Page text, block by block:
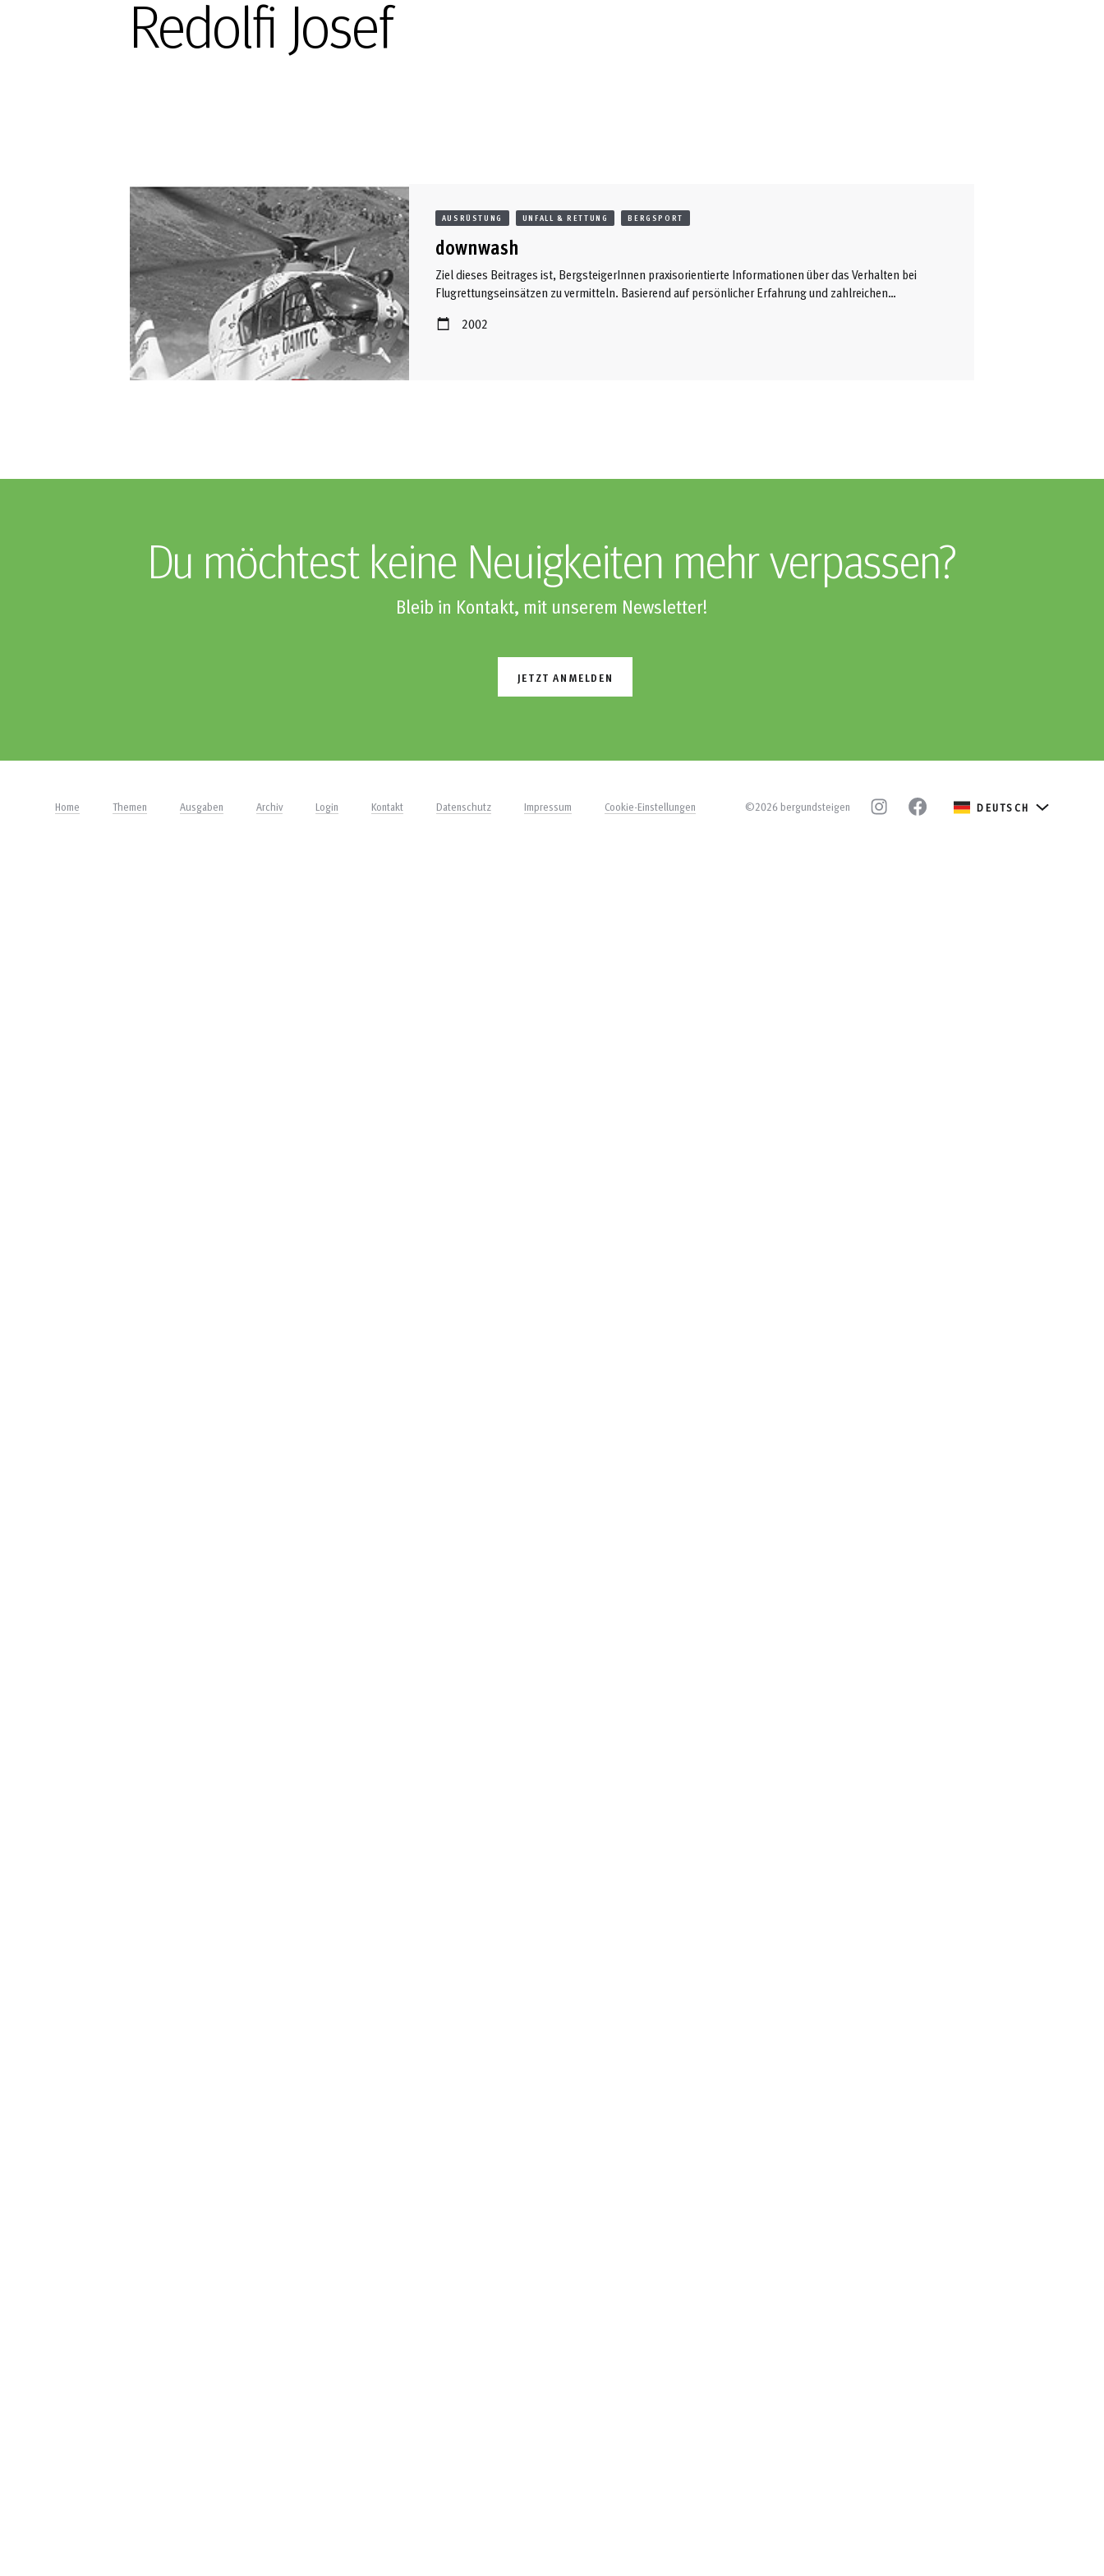
Redolfi Josef
AUSRÜSTUNG UNFALL & RETTUNG BERGSPORT
downwash
Ziel dieses Beitrages ist, BergsteigerInnen praxisorientierte Informationen über das Verhalten bei
Flugrettungseinsätzen zu vermitteln. Basierend auf persönlicher Erfahrung und zahlreichen
werden. Zuallererst erscheint es allerdings wichtig, die prinzipiell möglichen Bergetechniken
2002
Du möchtest keine Neuigkeiten mehr verpassen?
Bleib in Kontakt, mit unserem Newsletter!
JETZT ANMELDEN
Home Themen Ausgaben Archiv Login Kontakt Datenschutz Impressum Cookie-Einstellungen ©2026 bergundsteigen DEUTSCH